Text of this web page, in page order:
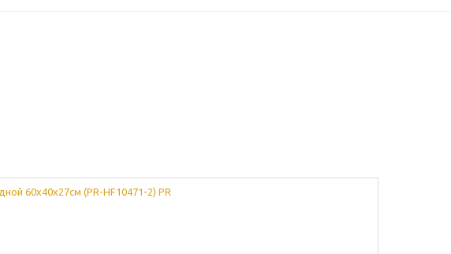
60x40x27см (PR-HF10471-2) PR